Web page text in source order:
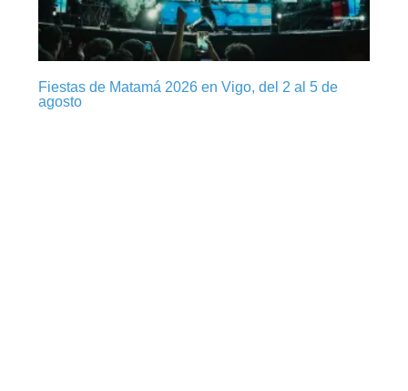
Fiestas de Matamá 2026 en Vigo, del 2 al 5 de
agosto